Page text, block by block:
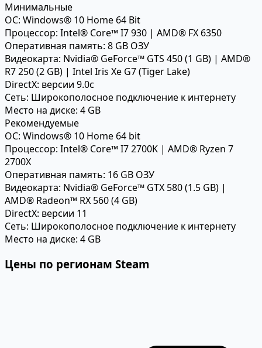
Минимальные
ОС: Windows® 10 Home 64 Bit
Процессор: Intel® Core™ I7 930 | AMD® FX 6350
Оперативная память: 8 GB ОЗУ
Видеокарта: Nvidia® GeForce™ GTS 450 (1 GB) | AMD®
R7 250 (2 GB) | Intel Iris Xe G7 (Tiger Lake)
DirectX: версии 9.0c
Сеть: Широкополосное подключение к интернету
Место на диске: 4 GB
Рекомендуемые
ОС: Windows® 10 Home 64 bit
Процессор: Intel® Core™ I7 2700K | AMD® Ryzen 7
2700X
Оперативная память: 16 GB ОЗУ
Видеокарта: Nvidia® GeForce™ GTX 580 (1.5 GB) |
AMD® Radeon™ RX 560 (4 GB)
DirectX: версии 11
Сеть: Широкополосное подключение к интернету
Место на диске: 4 GB
Цены по регионам Steam